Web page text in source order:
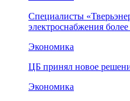
Специалисты
электроснабжения
Экономика
ЦБ принял новое
Экономика